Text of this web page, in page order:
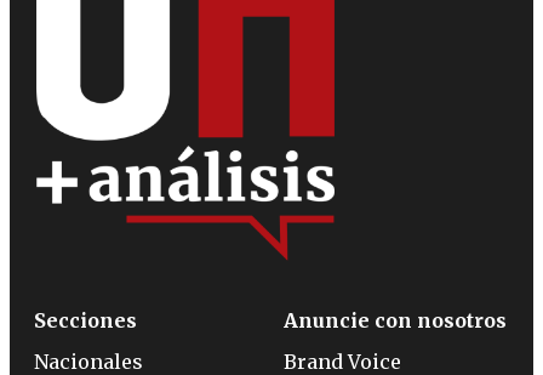
Secciones
Nacionales
Anuncie con nosotros
Brand Voice